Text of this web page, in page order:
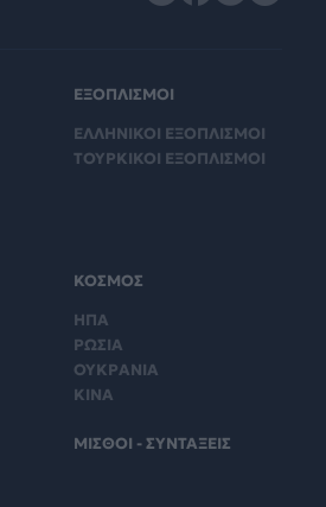
ΕΞΟΠΛΙΣΜΟΙ
ΕΛΛΗΝΙΚΟΙ ΕΞΟΠΛΙΣΜΟΙ
ΤΟΥΡΚΙΚΟΙ ΕΞΟΠΛΙΣΜΟΙ
ΚΟΣΜΟΣ
ΗΠΑ
ΡΩΣΙΑ
ΟΥΚΡΑΝΙΑ
ΚΙΝΑ
ΜΙΣΘΟΙ - ΣΥΝΤΑΞΕΙΣ